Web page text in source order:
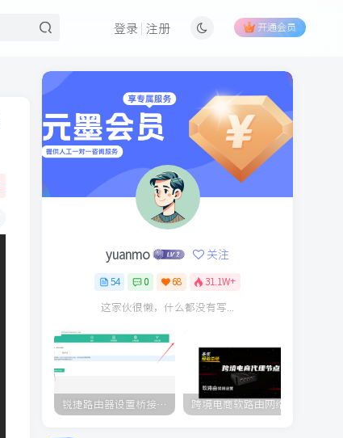
开通会员
登录 注册
yuanmo 关注
54 0 68 31.1W+
这家伙很懒，什么都没有写...
锐捷路由器设置桥接/AP/有线中继教程